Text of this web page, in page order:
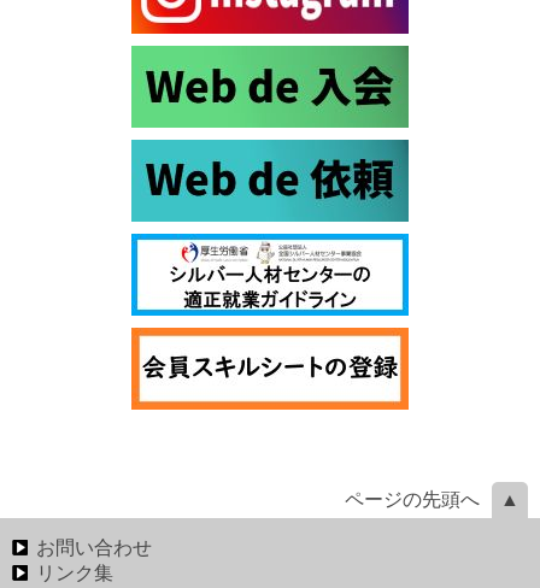
ページの先頭へ
お問い合わせ
リンク集